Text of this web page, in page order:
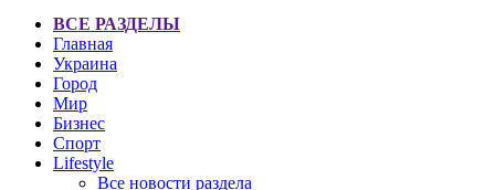
ВСЕ РАЗДЕЛЫ
Главная
Украина
Город
Мир
Бизнес
Спорт
Lifestyle
Все новости раздела